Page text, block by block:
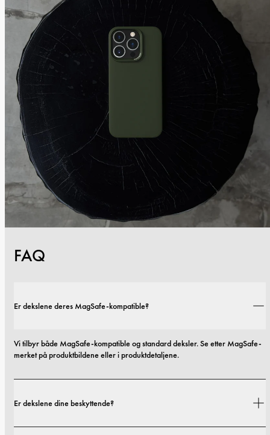
FAQ
Er dekslene deres MagSafe-kompatible?
Vi tilbyr både MagSafe-kompatible og standard deksler. Se etter MagSafe-
merket på produktbildene eller i produktdetaljene.
Er dekslene dine beskyttende?